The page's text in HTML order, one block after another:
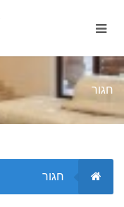
חגור
חגור